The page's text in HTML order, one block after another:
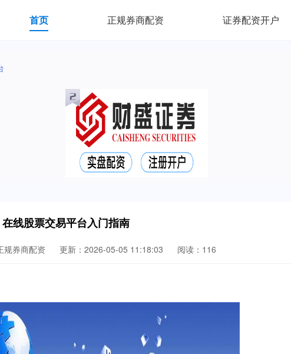
首页 正规券商配资 证券配资开户
在线股票交易平台入门指南
规券商配资 更新：2026-05-05 11:18:03 阅读：116